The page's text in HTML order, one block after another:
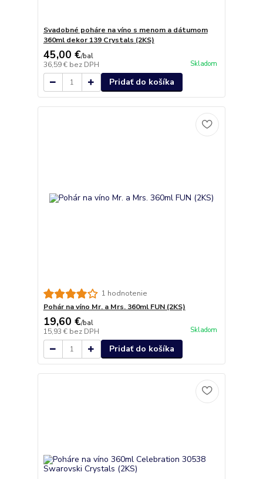
Svadobné poháre na víno s menom a dátumom
360ml dekor 139 Crystals (2KS)
45,00 €/bal
36,59 € bez DPH Skladom
Pridať do košíka
1 hodnotenie
Pohár na víno Mr. a Mrs. 360ml FUN (2KS)
19,60 €/bal
15,93 € bez DPH Skladom
Pridať do košíka